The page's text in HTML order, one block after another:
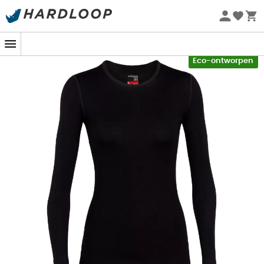
Zomeraanbiedingen 🔥 -5% EXTRA vanaf 2 producten* met
Eco-ontworpen
Of het nu gaat om een trektocht in Patagonië, een
wandeling rond de Mont Blanc, het afdalen van skipistes
of ontspannen met vrienden bij het kampvuur, u zult niet
meer zonder de damesonderlaag
van merinowol
Icebreaker 260 Tech Top LS Crewe
kunnen. Deze
technische Icebreaker onderkledingmet ronde hals
voor dames, de
Icebreaker 260 Tech Top LS Crewe
Icebreaker
is uw beste troef voor uw winterse
sportactiviteiten. Gemaakt van
260 g merinowol
het uw lichaam goed warm en is het van nature zeer